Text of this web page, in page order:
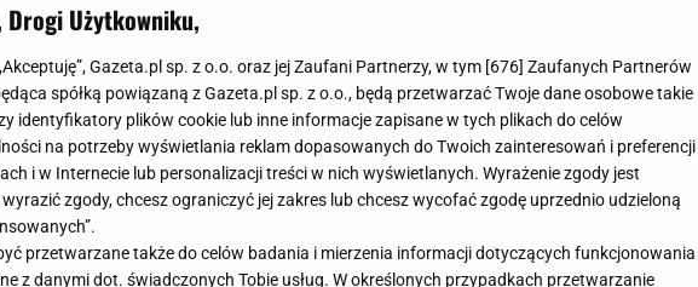
Użytkowniku,
Gazeta.pl sp. z o.o. oraz jej Zaufani Partnerzy, w tym [676] Zaufanych Partnerów
spółką powiązaną z Gazeta.pl sp. z o.o., będą przetwarzać Twoje dane osobowe takie
identyfikatory plików cookie lub inne informacje zapisane w tych plikach do celów
na potrzeby wyświetlania reklam dopasowanych do Twoich zainteresowań i preferencji
i w Internecie lub personalizacji treści w nich wyświetlanych. Wyrażenie zgody jest
zgody, chcesz ograniczyć jej zakres lub chcesz wycofać zgodę uprzednio udzieloną
przetwarzane także do celów badania i mierzenia informacji dotyczących funkcjonowania
z danymi dot. świadczonych Tobie usług. W określonych przypadkach przetwarzanie